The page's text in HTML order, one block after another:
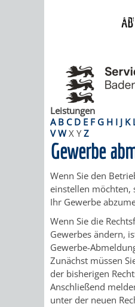
115
KINDER
UND
JUGENDLICHE
UND
PFLEGE
Leistungen
A B C D E F G H I J K
V W X Y Z
Gewerbe
Wenn Sie den
einstellen möchten,
Ihr Gewerbe
Wenn Sie die
Gewerbes ändern,
Gewerbe-
Zunächst müssen
der bisherigen
Anschließend
unter der neuen